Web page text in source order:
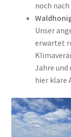
noch
Unser
erwartet
Jahre und
hier klare